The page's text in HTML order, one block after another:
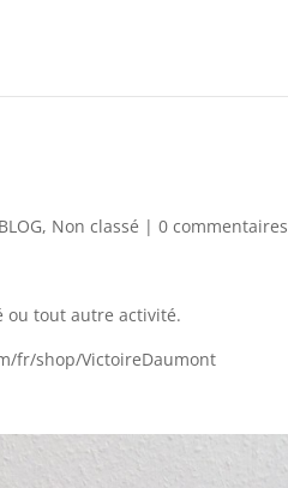
BLOG, Non classé |0 commentaires
ou tout autre activité.
fr/shop/VictoireDaumont